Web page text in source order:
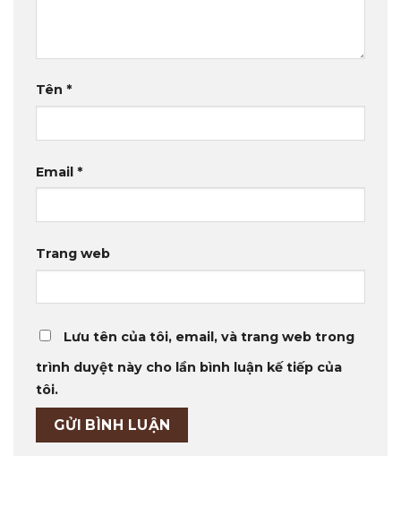
Tên *
Email *
Trang web
Lưu tên của tôi, email, và trang web trong
trình duyệt này cho lần bình luận kế tiếp của
tôi.